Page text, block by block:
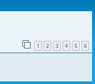
1 2 3 4 5 6